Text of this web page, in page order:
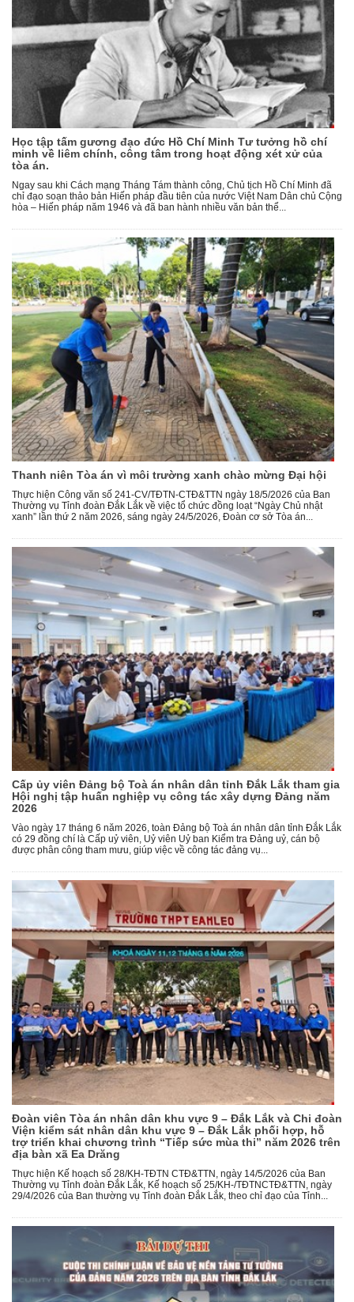
Học tập tấm gương đạo đức Hồ Chí Minh Tư tưởng hồ chí
minh về liêm chính, công tâm trong hoạt động xét xử của
tòa án.
Ngay sau khi Cách mạng Tháng Tám thành công, Chủ tịch Hồ Chí Minh đã
chỉ đạo soạn thảo bản Hiến pháp đầu tiên của nước Việt Nam Dân chủ Cộng
hòa – Hiến pháp năm 1946 và đã ban hành nhiều văn bản thể...
Thanh niên Tòa án vì môi trường xanh chào mừng Đại hội
Thực hiện Công văn số 241-CV/TĐTN-CTĐ&TTN ngày 18/5/2026 của Ban
Thường vụ Tỉnh đoàn Đắk Lắk về việc tổ chức đồng loạt “Ngày Chủ nhật
xanh” lần thứ 2 năm 2026, sáng ngày 24/5/2026, Đoàn cơ sở Tòa án...
Cấp ủy viên Đảng bộ Toà án nhân dân tỉnh Đắk Lắk tham gia
Hội nghị tập huấn nghiệp vụ công tác xây dựng Đảng năm
2026
Vào ngày 17 tháng 6 năm 2026, toàn Đảng bộ Toà án nhân dân tỉnh Đắk Lắk
có 29 đồng chí là Cấp uỷ viên, Uỷ viên Uỷ ban Kiểm tra Đảng uỷ, cán bộ
được phân công tham mưu, giúp việc về công tác đảng vụ...
Đoàn viên Tòa án nhân dân khu vực 9 – Đắk Lắk và Chi đoàn
Viện kiểm sát nhân dân khu vực 9 – Đắk Lắk phối hợp, hỗ
trợ triển khai chương trình “Tiếp sức mùa thi” năm 2026 trên
địa bàn xã Ea Drăng
Thực hiện Kế hoạch số 28/KH-TĐTN CTĐ&TTN, ngày 14/5/2026 của Ban
Thường vụ Tỉnh đoàn Đắk Lắk, Kế hoạch số 25/KH-/TĐTNCTĐ&TTN, ngày
29/4/2026 của Ban thường vụ Tỉnh đoàn Đắk Lắk, theo chỉ đạo của Tỉnh...